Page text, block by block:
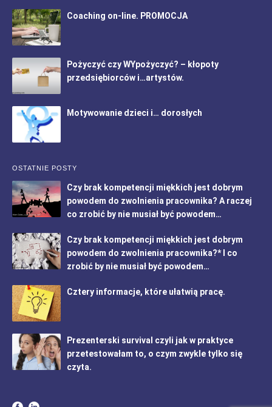
Coaching on-line. PROMOCJA
Pożyczyć czy WYpożyczyć? – kłopoty
przedsiębiorców i…artystów.
Motywowanie dzieci i… dorosłych
OSTATNIE POSTY
Czy brak kompetencji miękkich jest dobrym
powodem do zwolnienia pracownika? A raczej
co zrobić by nie musiał być powodem…
Czy brak kompetencji miękkich jest dobrym
powodem do zwolnienia pracownika?* I co
zrobić by nie musiał być powodem…
Cztery informacje, które ułatwią pracę.
Prezenterski survival czyli jak w praktyce
przetestowałam to, o czym zwykle tylko się
czyta.